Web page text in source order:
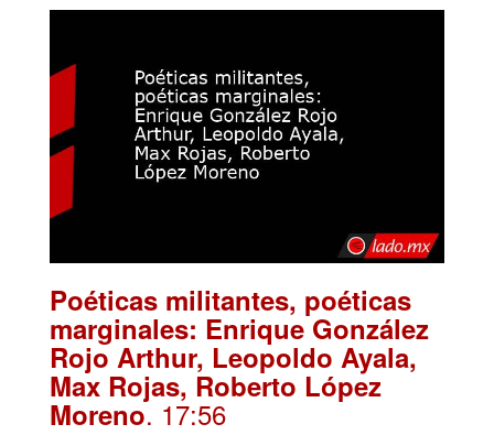
Poéticas militantes, poéticas
marginales: Enrique González
Rojo Arthur, Leopoldo Ayala,
Max Rojas, Roberto López
Moreno. 17:56